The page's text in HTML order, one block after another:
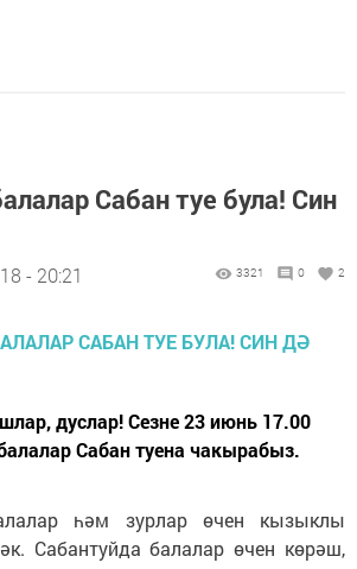
Сабан туе була! Син
- 20:21 3321 0 2
дуслар! Сезне 23 июнь 17.00
Сабан туена чакырабыз.
һәм зурлар өчен кызыклы
Сабантуйда балалар өчен көрәш,